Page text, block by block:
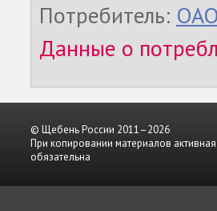
Потребитель:
Данные о
© Щебень России 2011–2026
При копировании материалов
обязательна